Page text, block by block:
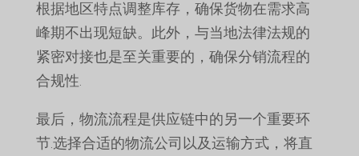
根据地区特点调整库存，确保货物在需求高
峰期不出现短缺。此外，与当地法律法规的
紧密对接也是至关重要的，确保分销流程的
合规性.
最后，物流流程是供应链中的另一个重要环
节.选择合适的物流公司以及运输方式，将直